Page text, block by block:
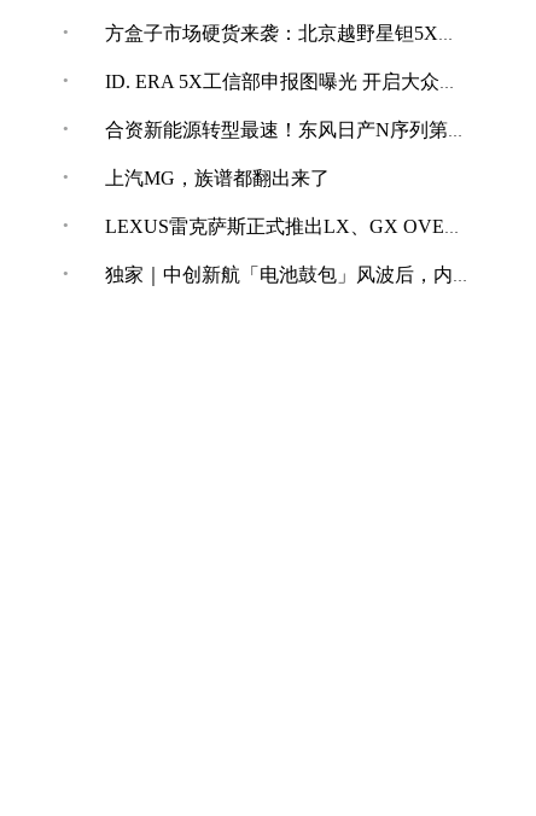
· 方盒子市场硬货来袭：北京越野星钽5X完成申报
· ID. ERA 5X工信部申报图曝光 开启大众纯电SUV新体验
· 合资新能源转型最速！东风日产N序列第四款车型NX7亮相
· 上汽MG，族谱都翻出来了
· LEXUS雷克萨斯正式推出LX、GX OVERTRAIL“黑马藏金版”车型
· 独家｜中创新航「电池鼓包」风波后，内部紧急开展技术改革